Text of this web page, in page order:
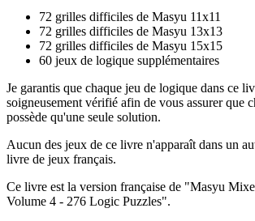
72 grilles difficiles de Masyu 11x11
72 grilles difficiles de Masyu 13x13
72 grilles difficiles de Masyu 15x15
60 jeux de logique supplémentaires
Je garantis que chaque jeu de logique dans ce
soigneusement vérifié afin de vous assurer que
possède qu'une seule solution.
Aucun des jeux de ce livre n'apparaît dans un
livre de jeux français.
Ce livre est la version française de "Masyu
Volume 4 - 276 Logic Puzzles".